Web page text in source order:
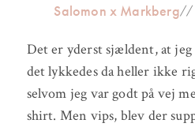
Salomon x Markberg//
Det er yderst sjældent, at
det lykkedes da heller ikke
selvom jeg var godt på vej
shirt. Men vips, blev der